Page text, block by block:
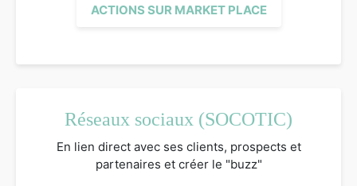
ACTIONS SUR MARKET PLACE
Réseaux sociaux (SOCOTIC)
En lien direct avec ses clients, prospects et
partenaires et créer le "buzz"